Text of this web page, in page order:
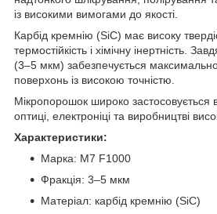
із високими вимогами до якості.
Карбід кремнію (SiC) має високу
термостійкість і хімічну інертність.
(3–5 мкм) забезпечується
поверхонь із високою точністю.
Мікропорошок широко застосовується
оптиці, електроніці та виробництві
Характеристики:
Марка: М7 F1000
Фракція: 3–5 мкм
Матеріал: карбід кремнію (SiC)